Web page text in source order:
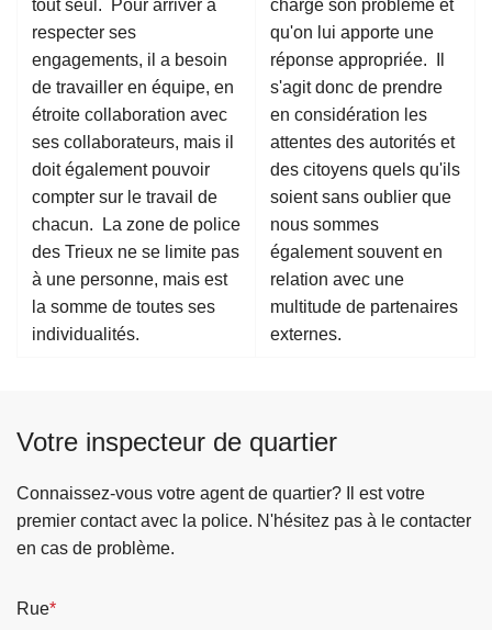
tout seul. Pour arriver à
respecter ses
engagements, il a besoin
de travailler en équipe, en
étroite collaboration avec
ses collaborateurs, mais il
doit également pouvoir
compter sur le travail de
chacun. La zone de police
des Trieux ne se limite pas
à une personne, mais est
la somme de toutes ses
individualités.
charge son problème et
qu'on lui apporte une
réponse appropriée. Il
s'agit donc de prendre
en considération les
attentes des autorités et
des citoyens quels qu'ils
soient sans oublier que
nous sommes
également souvent en
relation avec une
multitude de partenaires
externes.
Votre inspecteur de quartier
Connaissez-vous votre agent de quartier? Il est votre
premier contact avec la police. N'hésitez pas à le contacter
en cas de problème.
Rue